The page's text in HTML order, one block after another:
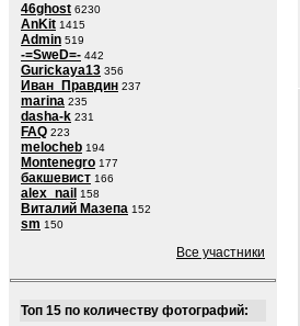
46ghost 6230
AnKit 1415
Admin 519
-=SweD=- 442
Gurickaya13 356
Иван_Правдин 237
marina 235
dasha-k 231
FAQ 223
melocheb 194
Montenegro 177
бакшевист 166
alex_nail 158
Виталий Мазепа 152
sm 150
Все участники
Топ 15 по количеству фотографий: